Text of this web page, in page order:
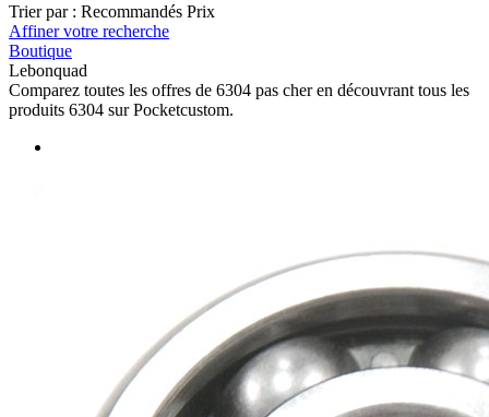
Trier par : Recommandés Prix
Affiner votre recherche
Boutique
Lebonquad
Comparez toutes les offres de 6304 pas cher en découvrant tous les
produits 6304 sur Pocketcustom.